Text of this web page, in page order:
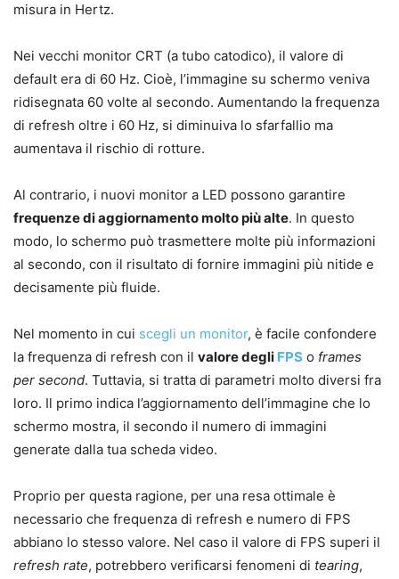
misura in Hertz.
Nei vecchi monitor CRT (a tubo catodico), il valore di
default era di 60 Hz. Cioè, l’immagine su schermo veniva
ridisegnata 60 volte al secondo. Aumentando la frequenza
di refresh oltre i 60 Hz, si diminuiva lo sfarfallio ma
aumentava il rischio di rotture.
Al contrario, i nuovi monitor a LED possono garantire
frequenze di aggiornamento molto più alte. In questo
modo, lo schermo può trasmettere molte più informazioni
al secondo, con il risultato di fornire immagini più nitide e
decisamente più fluide.
Nel momento in cui scegli un monitor, è facile confondere
la frequenza di refresh con il valore degli FPS o frames
per second. Tuttavia, si tratta di parametri molto diversi fra
loro. Il primo indica l’aggiornamento dell’immagine che lo
schermo mostra, il secondo il numero di immagini
generate dalla tua scheda video.
Proprio per questa ragione, per una resa ottimale è
necessario che frequenza di refresh e numero di FPS
abbiano lo stesso valore. Nel caso il valore di FPS superi il
refresh rate, potrebbero verificarsi fenomeni di tearing,